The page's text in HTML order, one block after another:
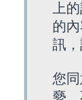
上
的
訊，
您
褻